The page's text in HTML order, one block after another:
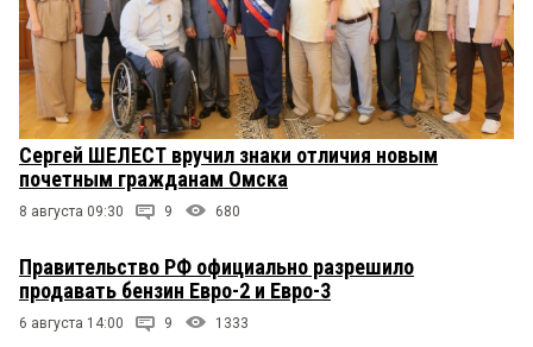
Сергей ШЕЛЕСТ вручил знаки отличия новым
почетным гражданам Омска
8 августа 09:30 9 680
Правительство РФ официально разрешило
продавать бензин Евро-2 и Евро-3
6 августа 14:00 9 1333